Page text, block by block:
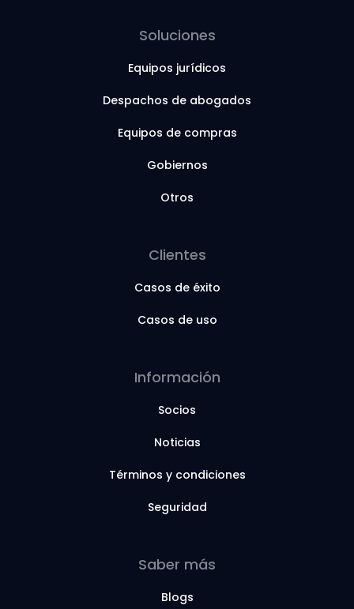
Soluciones
Equipos jurídicos
Despachos de abogados
Equipos de compras
Gobiernos
Otros
Clientes
Casos de éxito
Casos de uso
Información
Socios
Noticias
Términos y condiciones
Seguridad
Saber más
Blogs